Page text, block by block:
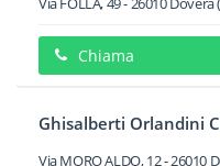
Chiama
Ghisalberti Orlandini
Via MORO ALDO, 12-26010